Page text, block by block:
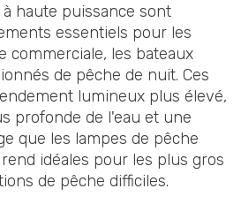
haute puissance sont
essentiels pour les
commerciale, les bateaux
de pêche de nuit. Ces
lumineux plus élevé,
profonde de l'eau et une
que les lampes de pêche
idéales pour les plus gros
de pêche difficiles.